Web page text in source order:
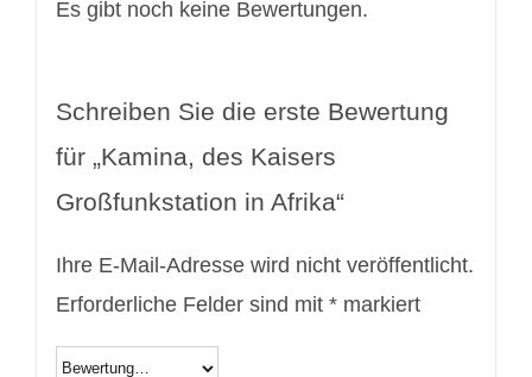
Es gibt noch keine Bewertungen.
Schreiben Sie die erste Bewertung
für „Kamina, des Kaisers
Großfunkstation in Afrika“
Ihre E-Mail-Adresse wird nicht veröffentlicht.
Erforderliche Felder sind mit *markiert